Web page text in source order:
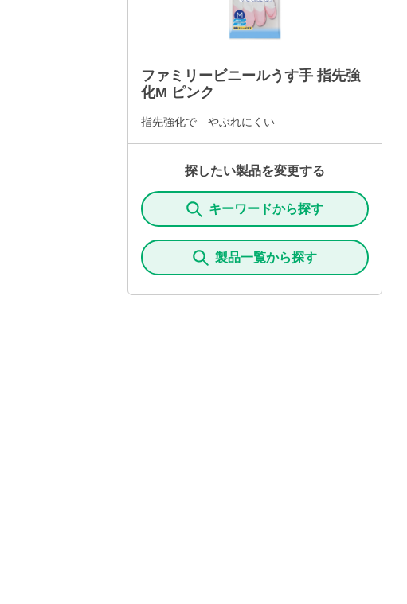
ファミリービニールうす手 指先強
化M ピンク
指先強化で やぶれにくい
探したい製品を変更する
キーワードから探す
製品一覧から探す